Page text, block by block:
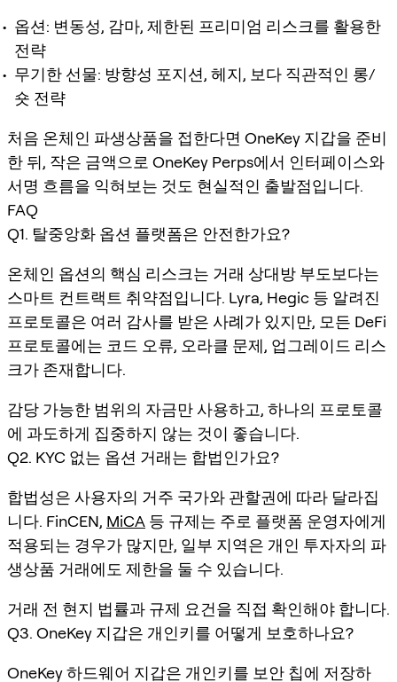
옵션: 변동성, 감마, 제한된 프리미엄 리스크를 활용한
전략
무기한 선물: 방향성 포지션, 헤지, 보다 직관적인 롱/
숏 전략
처음 온체인 파생상품을 접한다면 OneKey 지갑을 준비
한 뒤, 작은 금액으로 OneKey Perps에서 인터페이스와
서명 흐름을 익혀보는 것도 현실적인 출발점입니다.
FAQ
Q1. 탈중앙화 옵션 플랫폼은 안전한가요?
온체인 옵션의 핵심 리스크는 거래 상대방 부도보다는
스마트 컨트랙트 취약점입니다. Lyra, Hegic 등 알려진
프로토콜은 여러 감사를 받은 사례가 있지만, 모든 DeFi
프로토콜에는 코드 오류, 오라클 문제, 업그레이드 리스
크가 존재합니다.
감당 가능한 범위의 자금만 사용하고, 하나의 프로토콜
에 과도하게 집중하지 않는 것이 좋습니다.
Q2. KYC 없는 옵션 거래는 합법인가요?
합법성은 사용자의 거주 국가와 관할권에 따라 달라집
니다. FinCEN, MiCA 등 규제는 주로 플랫폼 운영자에게
적용되는 경우가 많지만, 일부 지역은 개인 투자자의 파
생상품 거래에도 제한을 둘 수 있습니다.
거래 전 현지 법률과 규제 요건을 직접 확인해야 합니다.
Q3. OneKey 지갑은 개인키를 어떻게 보호하나요?
OneKey 하드웨어 지갑은 개인키를 보안 칩에 저장하